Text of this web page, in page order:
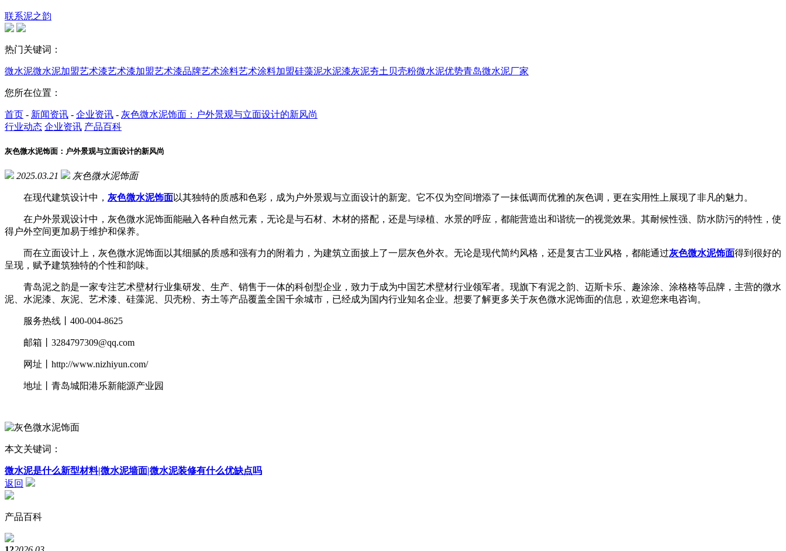
联系泥之韵
热门关键词：
微水泥微水泥加盟艺术漆艺术漆加盟艺术漆品牌艺术涂料艺术涂料加盟硅藻泥水泥漆灰泥夯土 贝壳粉微水泥优势青岛微水泥厂家
您所在位置：
首页 - 新闻资讯 - 企业资讯 - 灰色微水泥饰面：户外景观与立面设计的新风尚
行业动态 企业资讯 产品百科
灰色微水泥饰面：户外景观与立面设计的新风尚
2025.03.21 灰色微水泥饰面
在现代建筑设计中， 灰色微水泥饰面以其独特的质感和色彩，成为户外景观与立面设计的新宠。它不仅为空间增添了一抹低调而优雅的灰色调，更在实用性上展现了非凡的魅力。
在户外景观设计中，灰色微水泥饰面能融入各种自然元素，无论是与石材、木材的搭配，还是与绿植、水景的呼应，都能营造出和谐统一的视觉效果。其耐候性强、防水防污的特性，使
得户外空间更加易于维护和保养。
而在立面设计上，灰色微水泥饰面以其细腻的质感和强有力的附着力，为建筑立面披上了一层灰色外衣。无论是现代简约风格，还是复古工业风格，都能通过灰色微水泥饰面得到很好的
呈现，赋予建筑独特的个性和韵味。
青岛泥之韵是一家专注艺术壁材行业集研发、生产、销售于一体的科创型企业，致力于成为中国艺术壁材行业领军者。现旗下有泥之韵、迈斯卡乐、趣涂涂、涂格格等品牌，主营的微水
泥、水泥漆、灰泥、艺术漆、硅藻泥、贝壳粉、夯土等产品覆盖全国千余城市，已经成为国内行业知名企业。想要了解更多关于灰色微水泥饰面的信息，欢迎您来电咨询。
服务热线丨400-004-8625
邮箱丨3284797309@qq.com
网址丨http://www.nizhiyun.com/
地址丨青岛城阳港乐新能源产业园
本文关键词：
微水泥是什么新型材料|微水泥墙面|微水泥装修有什么优缺点吗
返回
产品百科